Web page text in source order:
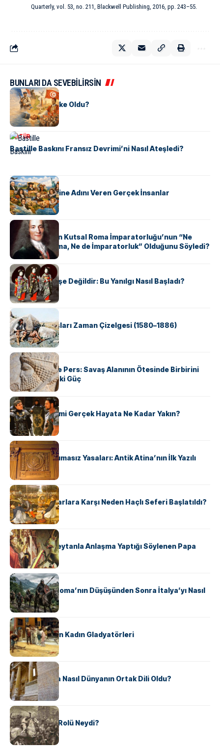
Quarterly, vol. 53, no. 211, Blackwell Publishing, 2016, pp. 243–55.
BUNLARI DA SEVEBİLİRSİN
KÜLTÜR
Tunus Nasıl Ülke Oldu?
KÜLTÜR
Bastille Baskını Fransız Devrimi’ni Nasıl Ateşledi?
KÜLTÜR
ABD Eyaletlerine Adını Veren Gerçek İnsanlar
KÜLTÜR
Voltaire Neden Kutsal Roma İmparatorluğu’nun “Ne
Kutsal, Ne Roma, Ne de İmparatorluk” Olduğunu Söyledi?
KÜLTÜR
Geyşalar Fahişe Değildir: Bu Yanılgı Nasıl Başladı?
KÜLTÜR
Apache Savaşları Zaman Çizelgesi (1580–1886)
KÜLTÜR
Antik Yunan ve Pers: Savaş Alanının Ötesinde Birbirini
Şekillendiren İki Güç
KÜLTÜR
‘Gladiator’ Filmi Gerçek Hayata Ne Kadar Yakın?
KÜLTÜR
Draco’nun Acımasız Yasaları: Antik Atina’nın İlk Yazılı
Hukuk Kodu
KÜLTÜR
Avrupalı ​​Katharlara Karşı Neden Haçlı Seferi Başlatıldı?
KÜLTÜR
II. Silvester: Şeytanla Anlaşma Yaptığı Söylenen Papa
KÜLTÜR
Ostrogotlar Roma’nın Düşüşünden Sonra İtalya’yı Nasıl
Ele Geçirdi?
KÜLTÜR
Antik Roma’nın Kadın Gladyatörleri
KÜLTÜR
Antik Yunanca Nasıl Dünyanın Ortak Dili Oldu?
KÜLTÜR
Valdensler’in Rolü Neydi?